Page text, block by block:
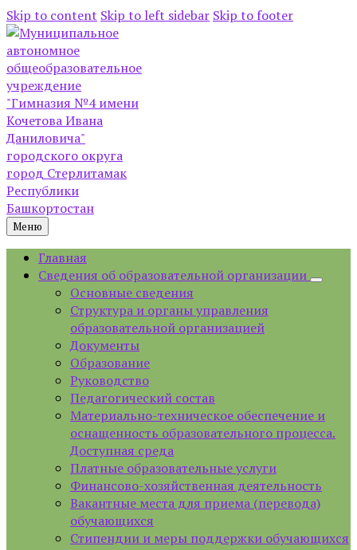
Skip to content Skip to left sidebar Skip to footer
Меню
Главная
Сведения об образовательной организации
Основные сведения
Структура и органы управления
образовательной организацией
Документы
Образование
Руководство
Педагогический состав
Материально-техническое обеспечение и
оснащенность образовательного процесса.
Доступная среда
Платные образовательные услуги
Финансово-хозяйственная деятельность
Вакантные места для приема (перевода)
обучающихся
Стипендии и меры поддержки обучающихся